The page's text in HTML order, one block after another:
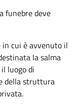
funebre deve
cui è avvenuto il
la salma
luogo di
della struttura